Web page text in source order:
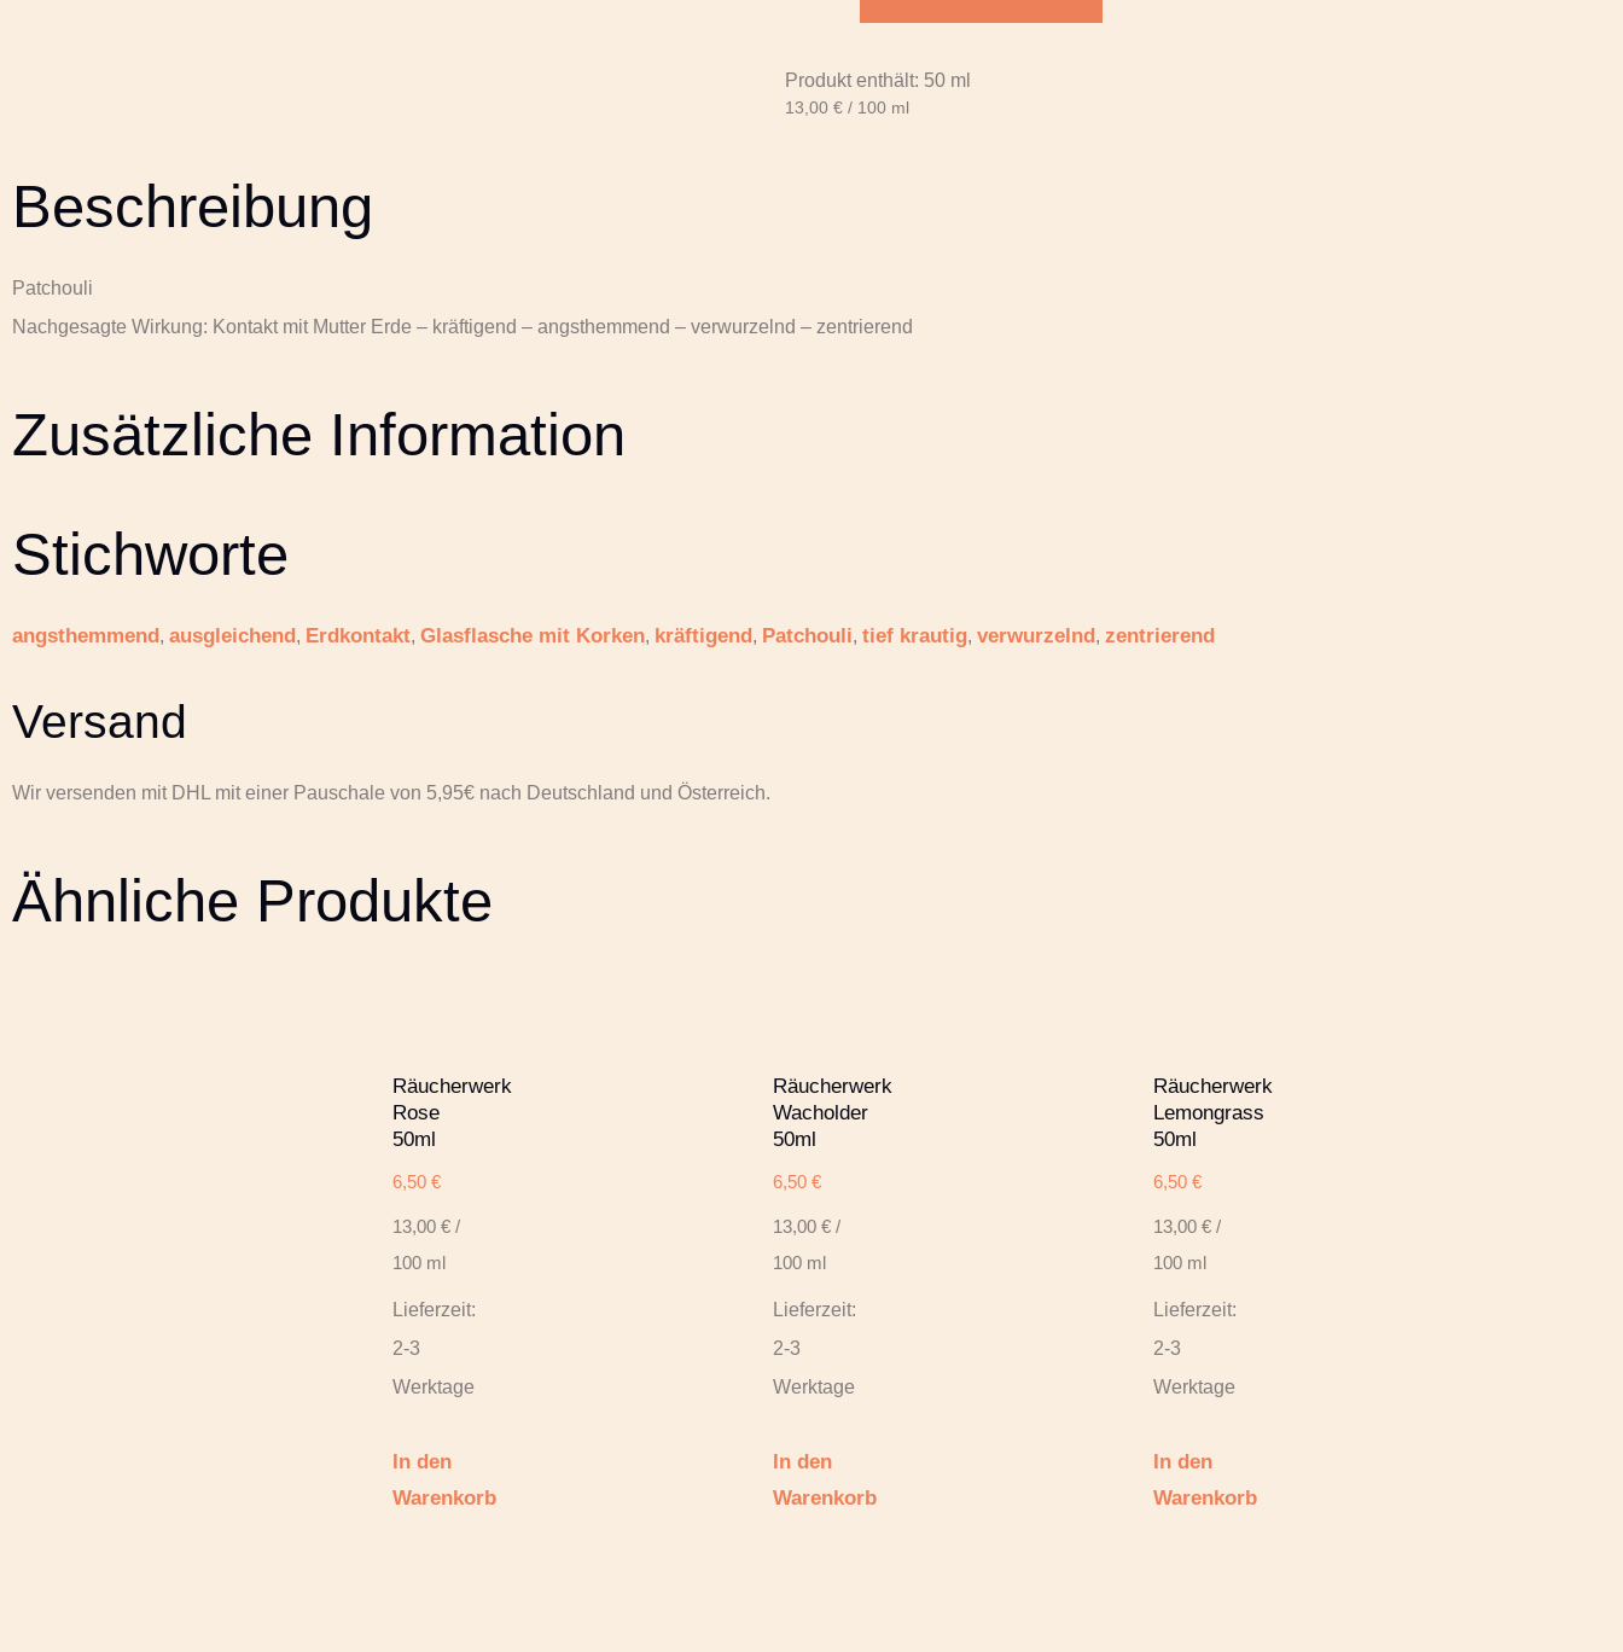
Produkt enthält: 50 ml
13,00 € / 100 ml
Beschreibung
Patchouli
Nachgesagte Wirkung: Kontakt mit Mutter Erde – kräftigend – angsthemmend – verwurzelnd – zentrierend
Zusätzliche Information
Stichworte
angsthemmend, ausgleichend, Erdkontakt, Glasflasche mit Korken, kräftigend, Patchouli, tief krautig, verwurzelnd, zentrierend
Versand
Wir versenden mit DHL mit einer Pauschale von 5,95€ nach Deutschland und Österreich.
Ähnliche Produkte
Räucherwerk
Rose
50ml
6,50 €
13,00 € /
100 ml
Lieferzeit:
2-3
Werktage
In den
Warenkorb
Räucherwerk
Wacholder
50ml
6,50 €
13,00 € /
100 ml
Lieferzeit:
2-3
Werktage
In den
Warenkorb
Räucherwerk
Lemongrass
50ml
6,50 €
13,00 € /
100 ml
Lieferzeit:
2-3
Werktage
In den
Warenkorb